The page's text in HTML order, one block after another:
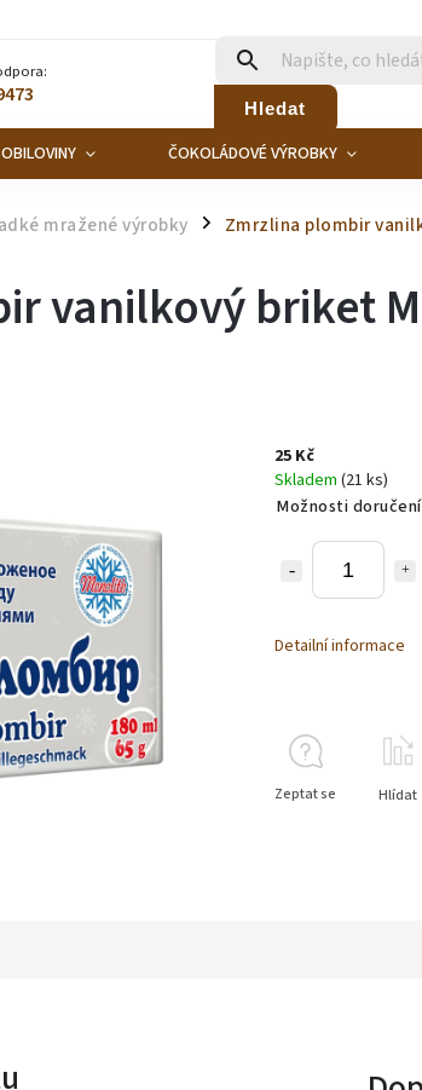
Hledat
ČOKOLÁDOVÉ VÝROBKY
mražené výrobky / Zmrzlina plombir
vanilkový briket
25 Kč
Skladem (21 ks)
Možnosti doručení
Detailní informace
Zeptat se Hlídat